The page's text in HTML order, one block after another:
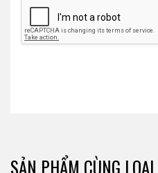
SẢN PHẨM CÙNG LOẠI